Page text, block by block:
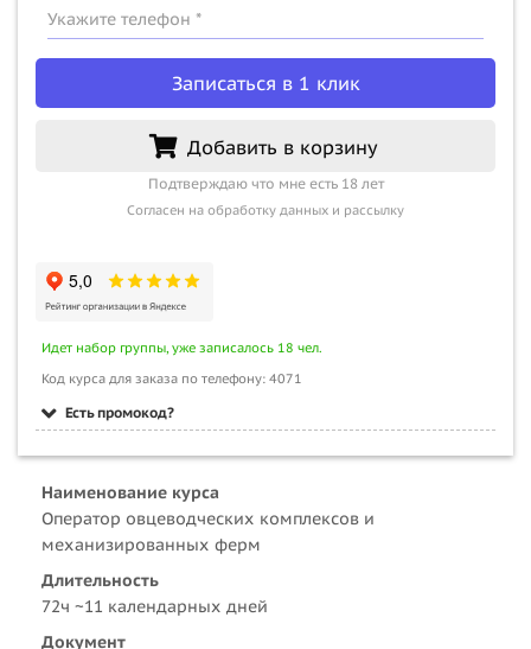
Укажите телефон *
Записаться в 1 клик
Добавить в корзину
Подтверждаю что мне есть 18 лет
Согласен на обработку данных и рассылку
Идет набор группы, уже записалось 18 чел.
Код курса для заказа по телефону: 4071
Есть промокод?
Наименование курса
Оператор овцеводческих комплексов и
механизированных ферм
Длительность
72ч ~11 календарных дней
Документ